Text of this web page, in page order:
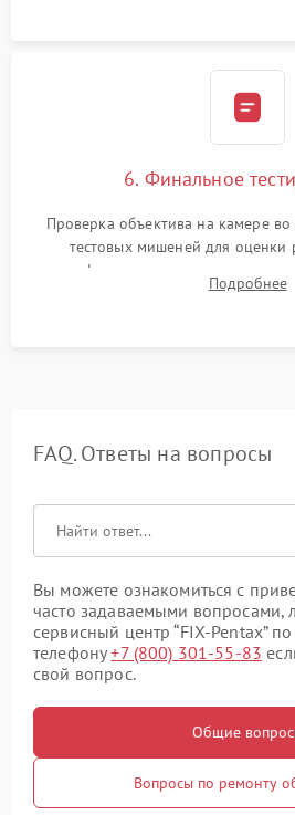
6. Финальное
Проверка объектива на камере
тестовых мишеней для оценки
автофокуса и отсутствия
диафрагмы на закрытыхПодробнее
FAQ. Ответы на вопросы
Вы можете ознакомиться с
часто задаваемыми вопросами,
сервисный центр “FIX-Pentax”
телефону+7 (800) 301-55-83
свой вопрос.
Общие
Вопросы по ремонту